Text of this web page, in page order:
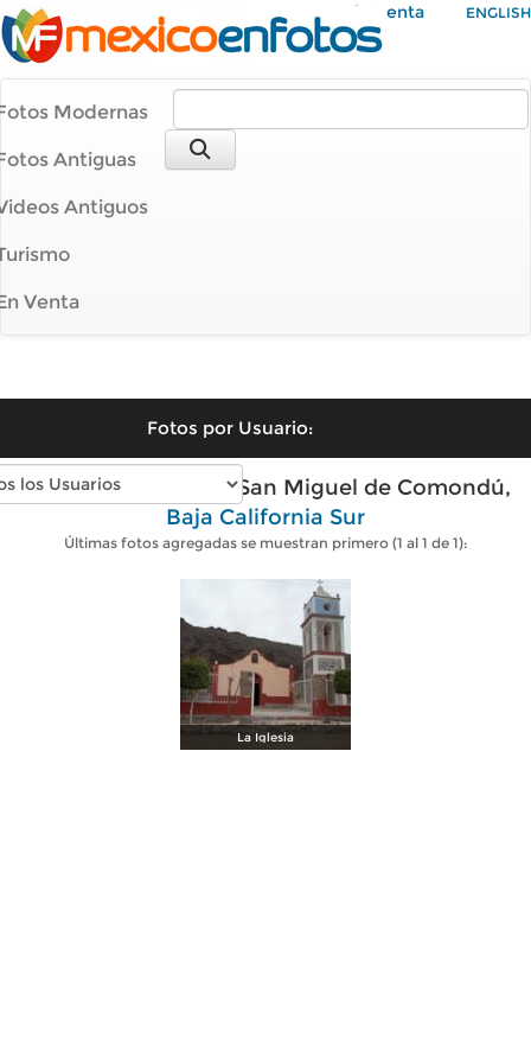
Mi Cuenta ENGLISH
Modernas
Antiguas
Antiguos
Venta
Fotos por Usuario:
Fotos modernas de San Miguel de Comondú,
Baja California Sur
Últimas fotos agregadas se muestran primero (1 al 1 de 1):
La Iglesia